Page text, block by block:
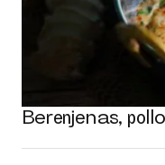
Berenjenas,